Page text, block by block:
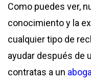
Como puedes ver,
conocimiento y la
cualquier tipo de
ayudar después de
contratas a un